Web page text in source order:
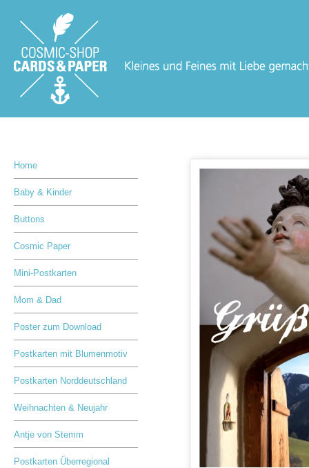
Home
Baby & Kinder
Buttons
Cosmic Paper
Mini-Postkarten
Mom & Dad
Poster zum Download
Postkarten mit Blumenmotiv
Postkarten Norddeutschland
Weihnachten & Neujahr
Antje von Stemm
Postkarten Überregional